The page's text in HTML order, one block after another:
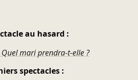
au hasard :
Quel mari prendra-t-elle ?
spectacles :